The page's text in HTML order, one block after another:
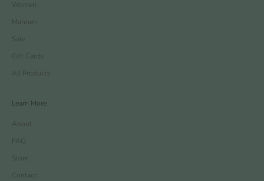
Women
Mannen
Sale
Gift Cards
All Products
Learn More
About
FAQ
Store
Contact